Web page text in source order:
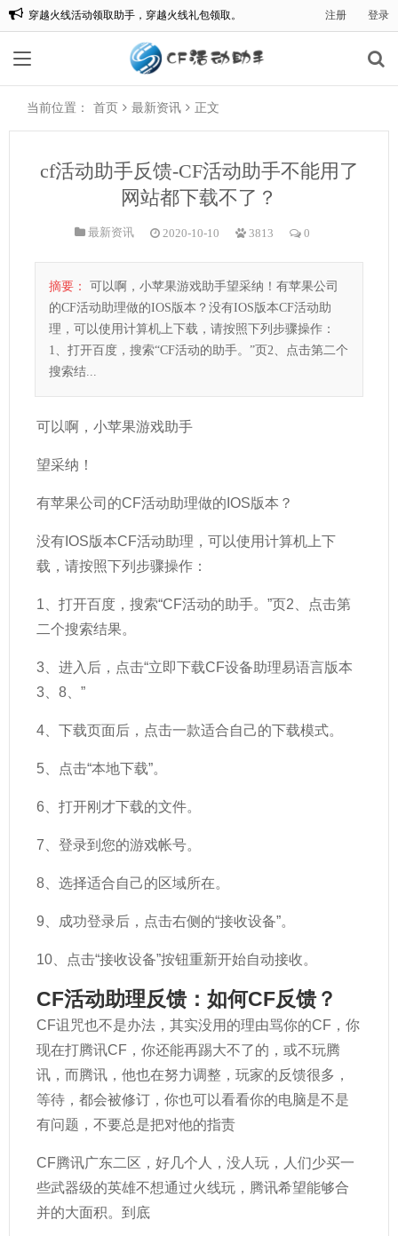
穿越火线活动领取助手，穿越火线礼包领取。
欢迎来到:CF一键领取，CF活动助手一键领取。
注册 登录
当前位置： 首页 最新资讯 正文
cf活动助手反馈-CF活动助手不能用了
网站都下载不了？
最新资讯 2020-10-10 3813 0
摘要：
可以啊，小苹果游戏助手望采纳！有苹果公司
的CF活动助理做的IOS版本？没有IOS版本CF活动助
理，可以使用计算机上下载，请按照下列步骤操作：
1、打开百度，搜索“CF活动的助手。”页2、点击第二个
搜索结...
可以啊，小苹果游戏助手
望采纳！
有苹果公司的CF活动助理做的IOS版本？
没有IOS版本CF活动助理，可以使用计算机上下
载，请按照下列步骤操作：
1、打开百度，搜索“CF活动的助手。”页2、点击第
二个搜索结果。
3、进入后，点击“立即下载CF设备助理易语言版本
3、8、”
4、下载页面后，点击一款适合自己的下载模式。
5、点击“本地下载”。
6、打开刚才下载的文件。
7、登录到您的游戏帐号。
8、选择适合自己的区域所在。
9、成功登录后，点击右侧的“接收设备”。
10、点击“接收设备”按钮重新开始自动接收。
CF活动助理反馈：如何CF反馈？
CF诅咒也不是办法，其实没用的理由骂你的CF，你
现在打腾讯CF，你还能再踢大不了的，或不玩腾
讯，而腾讯，他也在努力调整，玩家的反馈很多，
等待，都会被修订，你也可以看看你的电脑是不是
有问题，不要总是把对他的指责
CF腾讯广东二区，好几个人，没人玩，人们少买一
些武器级的英雄不想通过火线玩，腾讯希望能够合
并的大面积。到底